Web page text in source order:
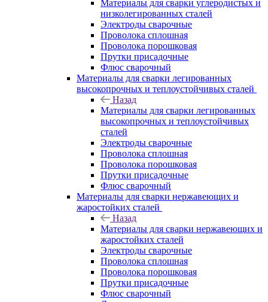
Материалы для сварки углеродистых и
низколегированных сталей
Электроды сварочные
Проволока сплошная
Проволока порошковая
Прутки присадочные
Флюс сварочный
Материалы для сварки легированных
высокопрочных и теплоустойчивых сталей
Назад
Материалы для сварки легированных
высокопрочных и теплоустойчивых
сталей
Электроды сварочные
Проволока сплошная
Проволока порошковая
Прутки присадочные
Флюс сварочный
Материалы для сварки нержавеющих и
жаростойких сталей
Назад
Материалы для сварки нержавеющих и
жаростойких сталей
Электроды сварочные
Проволока сплошная
Проволока порошковая
Прутки присадочные
Флюс сварочный